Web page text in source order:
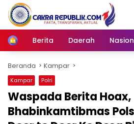
Langsung
konten
Home
Berita Daerah
Beranda Kampar
Kampar Polri
Waspada Berita Hoax,
Bhabinkamtibmas